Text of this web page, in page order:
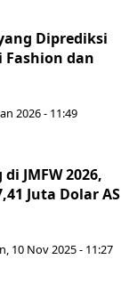
Diprediksi
dan
2026 - 11:49
JMFW 2026,
Juta Dolar AS
10 Nov 2025 - 11:27